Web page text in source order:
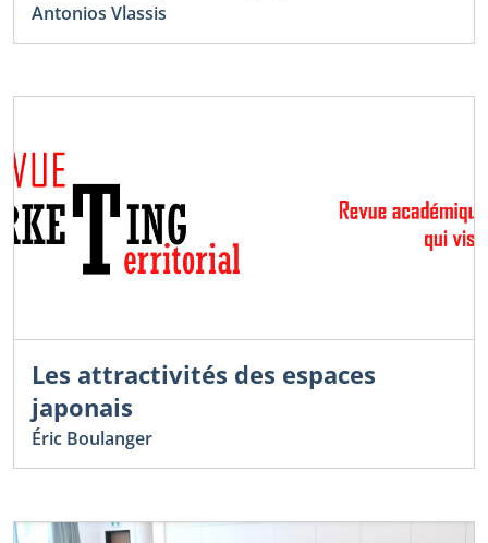
Antonios Vlassis
Les attractivités des espaces
japonais
Éric Boulanger